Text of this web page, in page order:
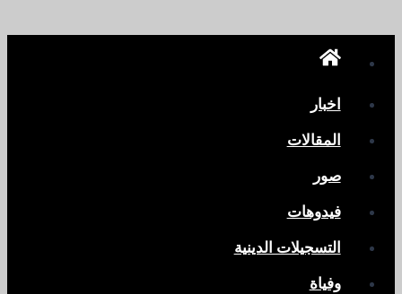
اخبار
المقالات
صور
فيدوهات
التسجيلات الدينية
وفياة